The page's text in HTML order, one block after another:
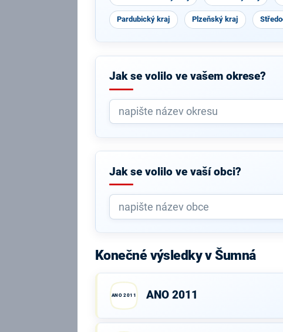
Pardubický kraj Plzeňský kraj
Jak se volilo ve vašem okrese?
Jak se volilo ve vaší obci?
Konečné výsledky v Šumná
ANO 2011 ANO 2011